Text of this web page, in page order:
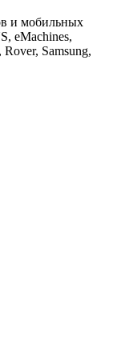
и мобильных
eMachines,
Samsung,